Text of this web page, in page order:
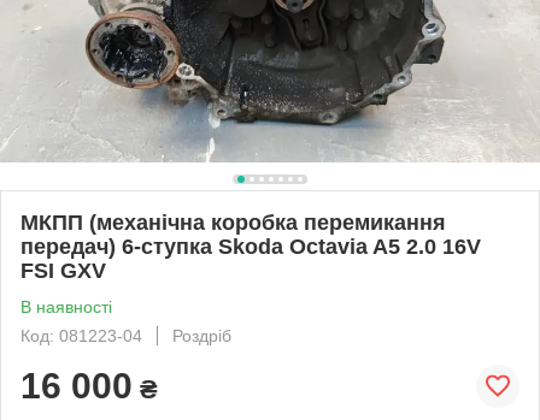
МКПП (механічна коробка перемикання
передач) 6-ступка Skoda Octavia A5 2.0 16V
FSI GXV
В наявності
Код: 081223-04
Роздріб
16 000 ₴